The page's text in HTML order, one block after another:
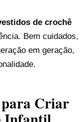
de crochê
Bem cuidados,
em geração,
para Criar